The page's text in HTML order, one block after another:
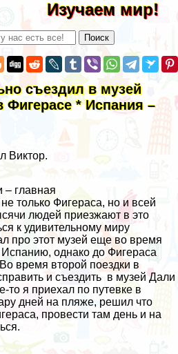
Изучаем мир!
съездил в музей
* Испания –
Виктор.
– главная
только Фигераса, но и всей
людей приезжают в это
к удивительному миру
про этот музей еще во время
однако до Фигераса
время второй поездки в
и съездить в музей Дали
то я приехал по путевке в
дней на пляже, решил что
провести там день и на